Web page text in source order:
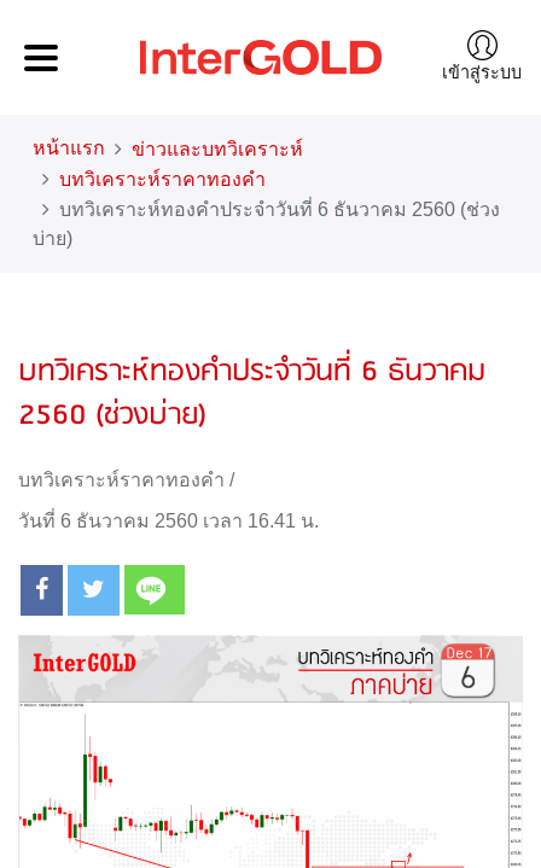
เข้าสู่ระบบ
หน้าแรก
ข่าวและบทวิเคราะห์
บทวิเคราะห์ราคาทองคำ
บทวิเคราะห์ทองคำประจำวันที่ 6 ธันวาคม 2560 (ช่วง
บ่าย)
บทวิเคราะห์ทองคำประจำวันที่ 6 ธันวาคม
2560 (ช่วงบ่าย)
บทวิเคราะห์ราคาทองคำ /
วันที่ 6 ธันวาคม 2560 เวลา 16.41 น.